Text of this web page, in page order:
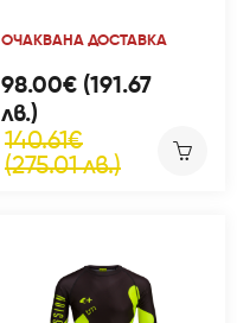
ОЧАКВАНА ДОСТАВКА
98.00€ (191.67
лв.)
140.61€
(275.01 лв.)